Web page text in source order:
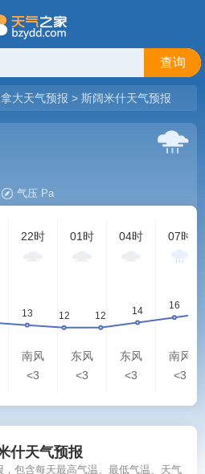
查询
大天气预报 > 斯阔米什天气预报
气压 Pa
22时
南风
<3
01时
东风
<3
04时
东风
<3
07时
南风
<3
什天气预报
包含每天最高气温、最低气温、天气